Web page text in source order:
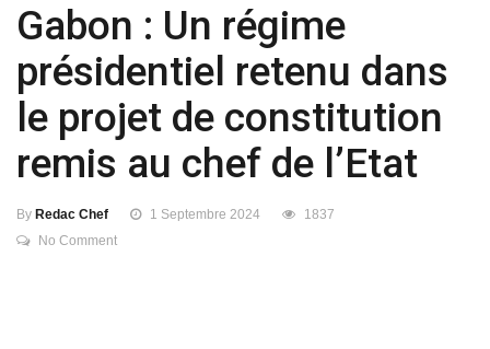
Gabon : Un régime
présidentiel retenu dans
le projet de constitution
remis au chef de l’Etat
By Redac Chef 1 Septembre 2024
1837
No Comment